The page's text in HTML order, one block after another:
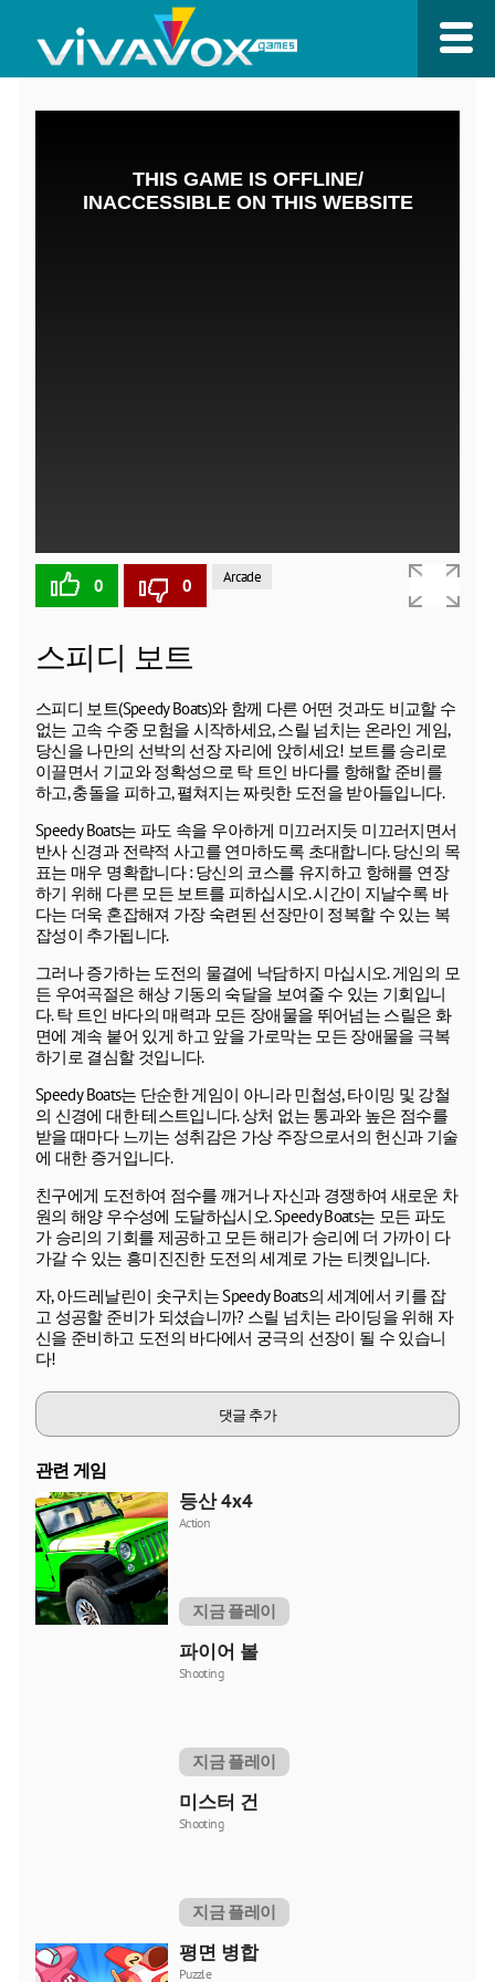
0 0 Arcade
스피디 보트
스피디 보트(Speedy Boats)와 함께 다른 어떤 것과도 비교할 수
없는 고속 수중 모험을 시작하세요, 스릴 넘치는 온라인 게임,
당신을 나만의 선박의 선장 자리에 앉히세요! 보트를 승리로
이끌면서 기교와 정확성으로 탁 트인 바다를 항해할 준비를
하고, 충돌을 피하고, 펼쳐지는 짜릿한 도전을 받아들입니다.
Speedy Boats는 파도 속을 우아하게 미끄러지듯 미끄러지면서
반사 신경과 전략적 사고를 연마하도록 초대합니다. 당신의 목
표는 매우 명확합니다 : 당신의 코스를 유지하고 항해를 연장
하기 위해 다른 모든 보트를 피하십시오. 시간이 지날수록 바
다는 더욱 혼잡해져 가장 숙련된 선장만이 정복할 수 있는 복
잡성이 추가됩니다.
그러나 증가하는 도전의 물결에 낙담하지 마십시오. 게임의 모
든 우여곡절은 해상 기동의 숙달을 보여줄 수 있는 기회입니
다. 탁 트인 바다의 매력과 모든 장애물을 뛰어넘는 스릴은 화
면에 계속 붙어 있게 하고 앞을 가로막는 모든 장애물을 극복
하기로 결심할 것입니다.
Speedy Boats는 단순한 게임이 아니라 민첩성, 타이밍 및 강철
의 신경에 대한 테스트입니다. 상처 없는 통과와 높은 점수를
받을 때마다 느끼는 성취감은 가상 주장으로서의 헌신과 기술
에 대한 증거입니다.
친구에게 도전하여 점수를 깨거나 자신과 경쟁하여 새로운 차
원의 해양 우수성에 도달하십시오. Speedy Boats는 모든 파도
가 승리의 기회를 제공하고 모든 해리가 승리에 더 가까이 다
가갈 수 있는 흥미진진한 도전의 세계로 가는 티켓입니다.
자, 아드레날린이 솟구치는 Speedy Boats의 세계에서 키를 잡
고 성공할 준비가 되셨습니까? 스릴 넘치는 라이딩을 위해 자
신을 준비하고 도전의 바다에서 궁극의 선장이 될 수 있습니
다!
댓글 추가
관련 게임
등산 4x4
Action
지금 플레이
파이어 볼
Shooting
지금 플레이
미스터 건
Shooting
지금 플레이
평면 병합
Puzzle